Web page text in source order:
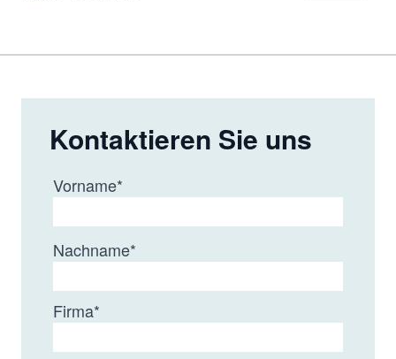
Kontaktieren Sie uns
Vorname*
Nachname*
Firma*